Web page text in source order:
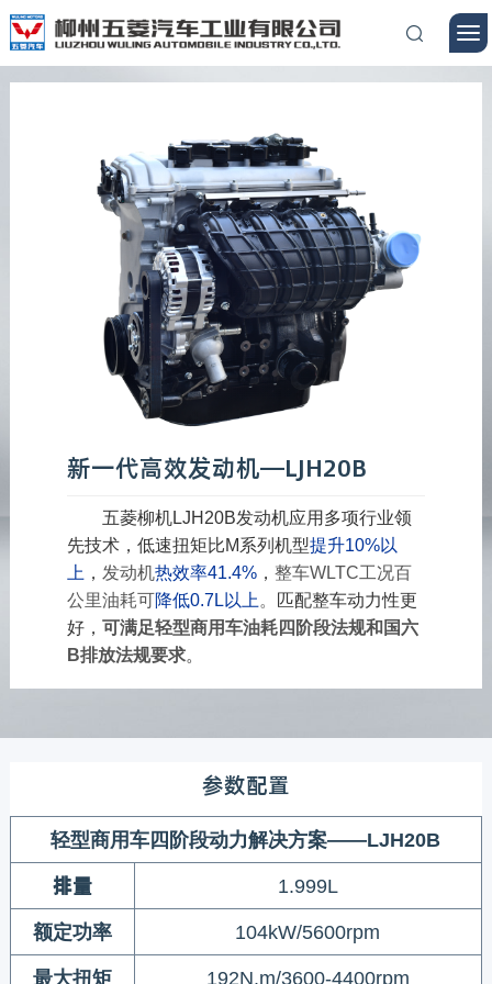
新一代高效发动机—LJH20B
五菱柳机LJH20B发动机应用多项行业领
先技术，低速扭矩比M系列机型提升10%以
上 ， 发动机热效率41.4%， 整车WLTC工况百
公里油耗可降低0.7L以上 。
匹配整车动力性更
好， 可满足轻型商用车油耗四阶段法规和国六
B排放法规要求。
参数配置
轻型商用车四阶段动力解决方案——LJH20B
排量 1.999L
额定功率 104kW/5600rpm
最大扭矩 192N.m/3600-4400rpm